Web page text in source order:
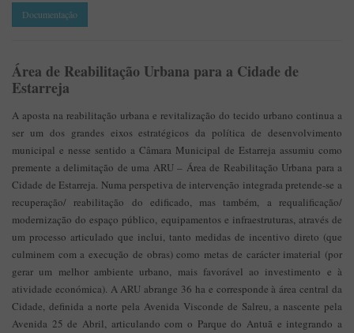
Documentação
Área de Reabilitação Urbana para a Cidade de
Estarreja
A aposta na reabilitação urbana e revitalização do tecido urbano continua a
ser um dos grandes eixos estratégicos da política de desenvolvimento
municipal e nesse sentido a Câmara Municipal de Estarreja assumiu como
premente a delimitação de uma ARU – Área de Reabilitação Urbana para a
Cidade de Estarreja. Numa perspetiva de intervenção integrada pretende-se a
recuperação/ reabilitação do edificado, mas também, a requalificação/
modernização do espaço público, equipamentos e infraestruturas, através de
um processo articulado que inclui, tanto medidas de incentivo direto (que
culminem com a execução de obras) como metas de carácter imaterial (por
gerar um melhor ambiente urbano, mais favorável ao investimento e à
atividade económica). A ARU abrange 36 ha e corresponde à área central da
Cidade, definida a norte pela Avenida Visconde de Salreu, a nascente pela
Avenida 25 de Abril, articulando com o Parque do Antuã e integrando a